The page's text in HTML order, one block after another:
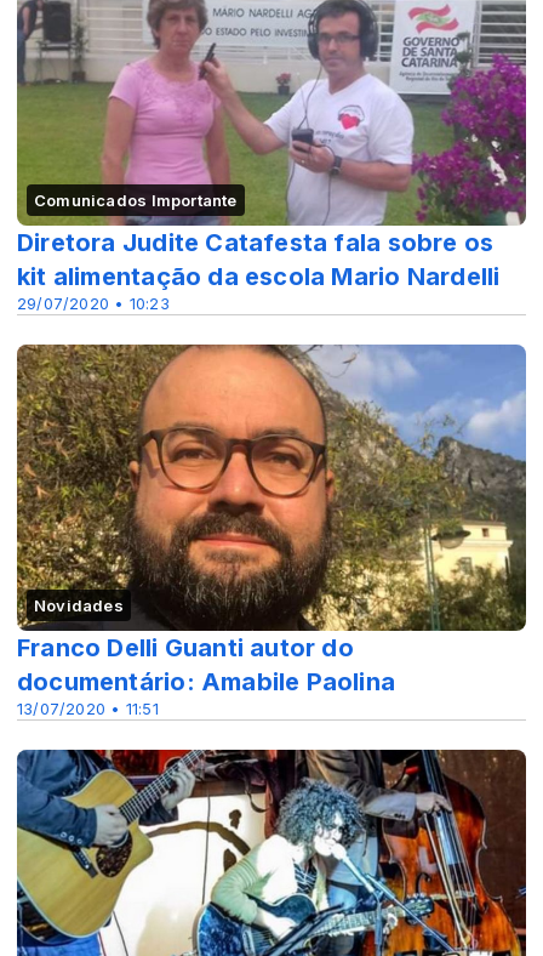
Comunicados Importante
29/07/2020 • 10:23
Diretora Judite Catafesta fala sobre os
kit alimentação da escola Mario Nardelli
Novidades
13/07/2020 • 11:51
Franco Delli Guanti autor do
documentário: Amabile Paolina